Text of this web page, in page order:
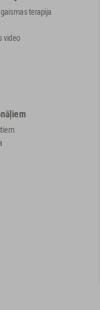
gaismas terapija
video